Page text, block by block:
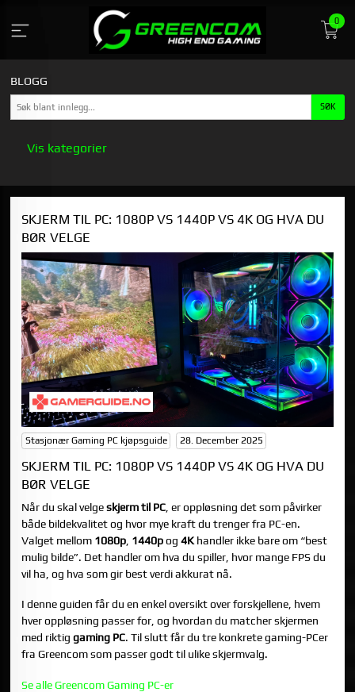
innholdet
0
BLOGG
Vis kategorier
GREENCOM
STASJONÆR GAMING PC KJØPSGUIDE
SKJERM TIL PC: 1080P VS 1440P VS 4K OG HVA DU
BØR VELGE
Stasjonær Gaming PC kjøpsguide 28. December 2025
SKJERM TIL PC: 1080P VS 1440P VS 4K OG HVA DU
BØR VELGE
Når du skal velgeskjerm til PC , er oppløsning det som påvirker
både bildekvalitet og hvor mye kraft du trenger fra PC-en.
Valget mellom 1080p 1440pog4K handler ikke bare om “best
mulig bilde”. Det handler om hva du spiller, hvor mange FPS du
vil ha, og hva som gir best verdi akkurat nå.
I denne guiden får du en enkel oversikt over forskjellene, hvem
hver oppløsning passer for, og hvordan du matcher skjermen
med riktiggaming PC. Til slutt får du tre konkrete gaming-PCer
fra Greencom som passer godt til ulike skjermvalg.
Se alle Greencom Gaming PC-er